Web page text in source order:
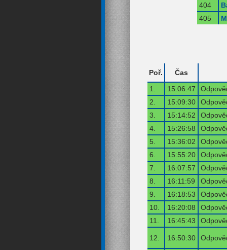
404
405
Poř.
Čas
1.
15:06:47
2.
15:09:30
3.
15:14:52
4.
15:26:58
5.
15:36:02
6.
15:55:20
7.
16:07:57
8.
16:11:59
9.
16:18:53
10.
16:20:08
11.
16:45:43
12. 16:50:30